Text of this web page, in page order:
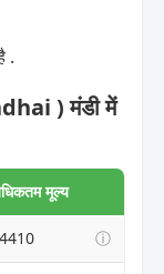
.
) मंडी में
मूल्य
ⓘ